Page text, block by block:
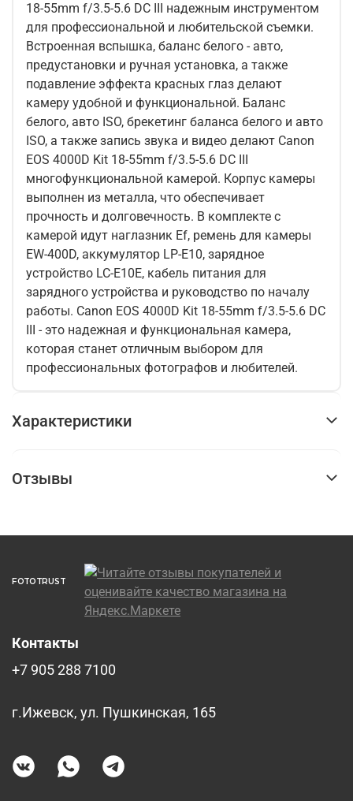
18-55mm f/3.5-5.6 DC III надежным инструментом
для профессиональной и любительской съемки.
Встроенная вспышка, баланс белого - авто,
предустановки и ручная установка, а также
подавление эффекта красных глаз делают
камеру удобной и функциональной. Баланс
белого, авто ISO, брекетинг баланса белого и авто
ISO, а также запись звука и видео делают Canon
EOS 4000D Kit 18-55mm f/3.5-5.6 DC III
многофункциональной камерой. Корпус камеры
выполнен из металла, что обеспечивает
прочность и долговечность. В комплекте с
камерой идут наглазник Ef, ремень для камеры
EW-400D, аккумулятор LP-E10, зарядное
устройство LC-E10E, кабель питания для
зарядного устройства и руководство по началу
работы. Canon EOS 4000D Kit 18-55mm f/3.5-5.6 DC
III - это надежная и функциональная камера,
которая станет отличным выбором для
профессиональных фотографов и любителей.
Характеристики
Отзывы
FOTOTRUST
Контакты
+7 905 288 7100
г.Ижевск, ул. Пушкинская, 165